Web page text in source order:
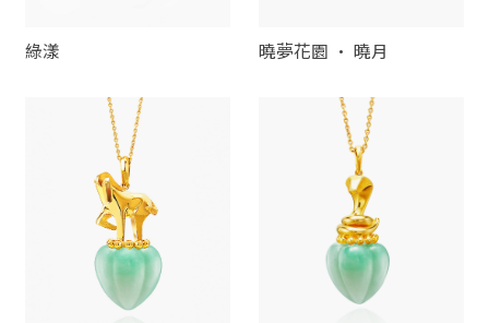
綠漾 曉夢花園 · 曉月